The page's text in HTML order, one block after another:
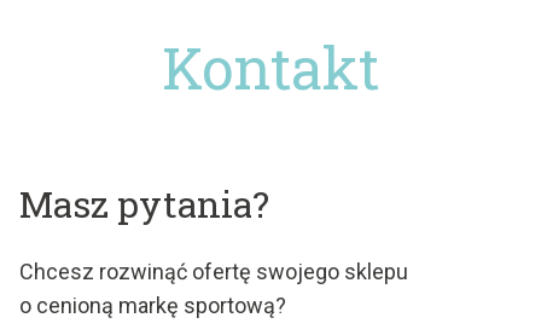
Kontakt
Masz pytania?
Chcesz rozwinąć ofertę swojego sklepu
o cenioną markę sportową?